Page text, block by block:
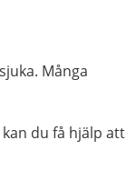
Många
kan du få hjälp att